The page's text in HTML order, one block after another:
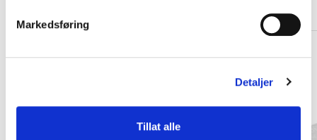
Markedsføring
Detaljer
Tillat alle